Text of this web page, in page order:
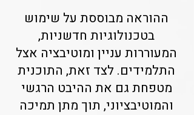
ההוראה מבוססת על שימוש
בטכנולוגיות חדשניות,
המעוררות עניין ומוטיבציה אצל
התלמידים. לצד זאת, התוכנית
מטפחת גם את ההיבט הרגשי
והמוטיבציוני, תוך מתן תמיכה